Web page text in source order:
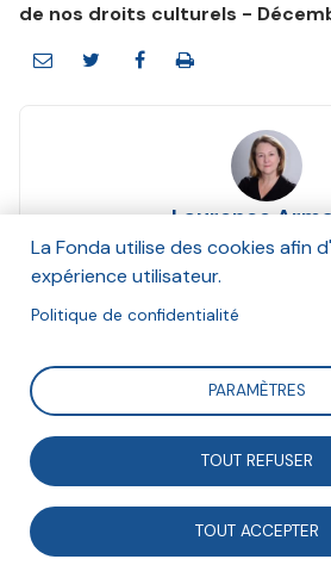
de nos droits culturels -
Laurence
Et Adeline Mazier, Thierry
Compétences, Anna
Décembre 2022
Suivre
Depuis 20 ans, l’association
Compétences développe le
compétences en mettant en
La Fonda utilise des cookies afin
expérience utilisateur.
Politique de confidentialité
PARAMÈTRES
TOUT REFUSER
TOUT ACCEPTER